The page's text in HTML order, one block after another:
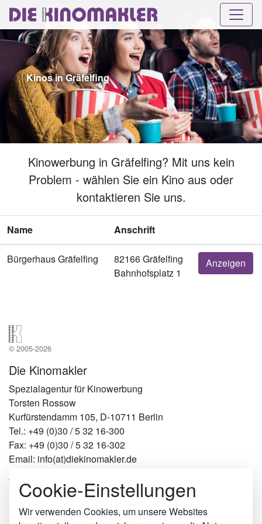
Kinos in Gräfelfing
Kinowerbung in Gräfelfing? Mit uns kein
Problem - wählen Sie ein Kino aus oder
kontaktieren Sie uns.
Name Anschrift
Bürgerhaus Gräfelfing
82166 Gräfelfing
Bahnhofsplatz 1
Anzeigen
© 2005-2026
Die Kinomakler
Spezialagentur für Kinowerbung
Torsten Rossow
Kurfürstendamm 105, D-10711 Berlin
Tel.: +49 (0)30 / 5 32 16-300
Fax: +49 (0)30 / 5 32 16-302
Email: info(at)diekinomakler.de
Werben in Städten
Berlin
Hamburg
Cookie-Einstellungen
Wir verwenden Cookies, um unsere Websites